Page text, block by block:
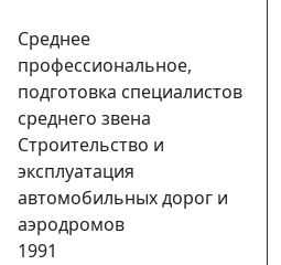
Среднее
профессиональное,
подготовка специалистов
среднего звена
Строительство и
эксплуатация
автомобильных дорог и
аэродромов
1991